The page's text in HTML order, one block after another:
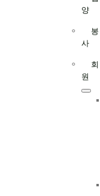
양
봉
사
회
원